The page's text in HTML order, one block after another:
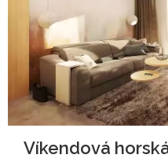
Víkendová